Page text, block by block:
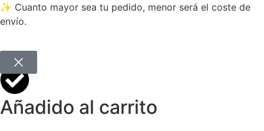
✨ Cuanto mayor sea tu pedido, menor será el coste de
envío.
Añadido al carrito